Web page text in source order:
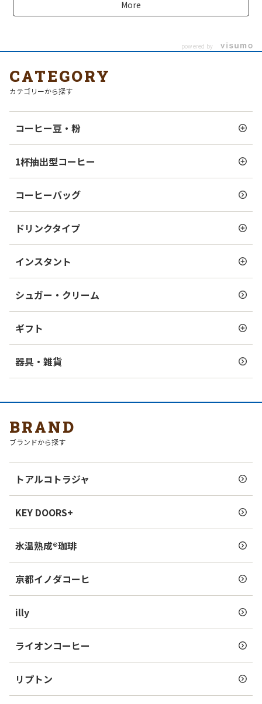
More
powered by
CATEGORY
カテゴリーから探す
コーヒー豆・粉
1杯抽出型コーヒー
コーヒーバッグ
ドリンクタイプ
インスタント
シュガー・クリーム
ギフト
器具・雑貨
BRAND
ブランドから探す
トアルコトラジャ
KEY DOORS+
氷温熟成®珈琲
京都イノダコーヒ
illy
ライオンコーヒー
リプトン